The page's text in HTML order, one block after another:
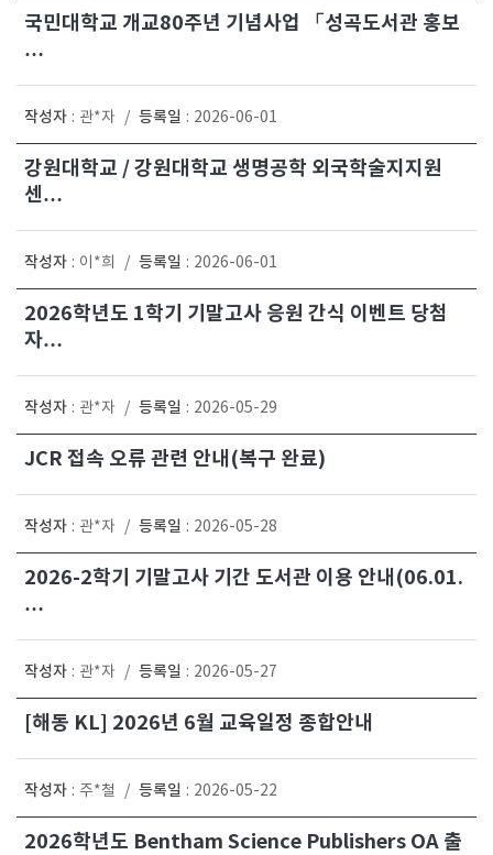
국민대학교 개교80주년 기념사업 「성곡도서관 홍보
…
작성자 : 관*자 / 등록일 : 2026-06-01
강원대학교 / 강원대학교 생명공학 외국학술지지원
센…
작성자 : 이*희 / 등록일 : 2026-06-01
2026학년도 1학기 기말고사 응원 간식 이벤트 당첨
자…
작성자 : 관*자 / 등록일 : 2026-05-29
JCR 접속 오류 관련 안내(복구 완료)
작성자 : 관*자 / 등록일 : 2026-05-28
2026-2학기 기말고사 기간 도서관 이용 안내(06.01.
…
작성자 : 관*자 / 등록일 : 2026-05-27
[해동 KL] 2026년 6월 교육일정 종합안내
작성자 : 주*철 / 등록일 : 2026-05-22
2026학년도 Bentham Science Publishers OA 출